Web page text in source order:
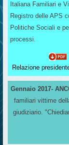
Italiana Familiari e
Registro delle APS
Politiche Sociali e
processi.
Relazione
Gennaio 2017-
familiari vittime
giudiziario.